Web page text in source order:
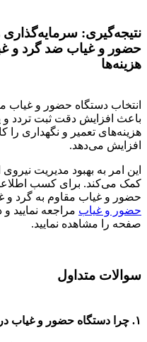
نتیجه‌گیری:
حضور و غیاب ضد گرد و
هزینه‌ها
انتخاب دستگاه حضور و غیاب
باعث افزایش دقت ثبت تردد و
هزینه‌های تعمیر و نگهداری
افزایش می‌دهد.
این امر به بهبود مدیریت
کمک می‌کند. برای کسب
حضور و غیاب مقاوم به گرد و
حضور و غیاب مراجعه نمایید
صفحه را مشاهده نمایید.
سوالات متداول
۱. چرا دستگاه حضور و غیاب در محیط کارخانه زود خراب می‌شود؟